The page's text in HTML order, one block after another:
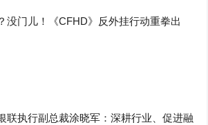
没门儿！《CFHD》反外挂行动重拳出
联执行副总裁涂晓军：深耕行业、促进融